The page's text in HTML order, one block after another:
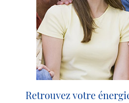
Retrouvez votre